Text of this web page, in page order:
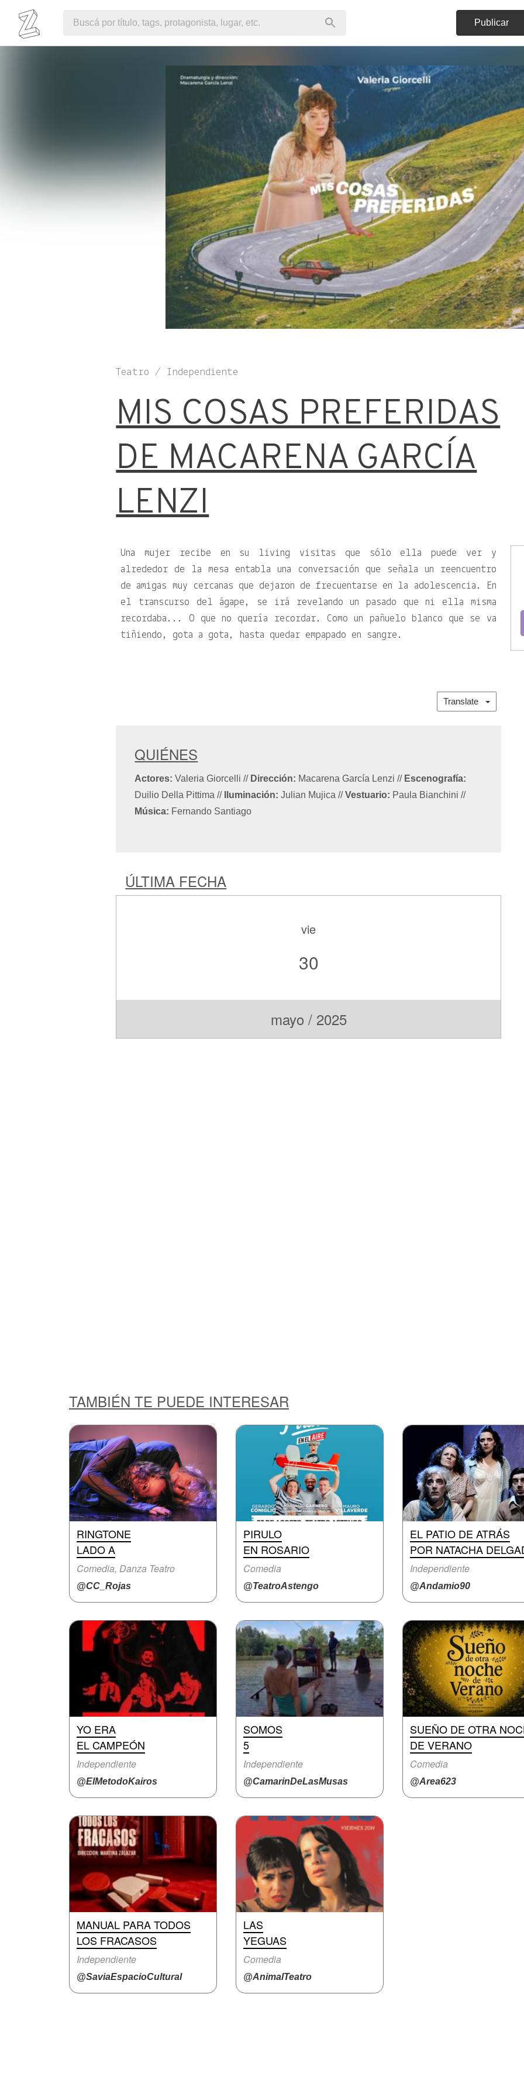
Publicar
Teatro / Independiente
MIS COSAS PREFERIDAS
DE MACARENA GARCÍA
LENZI
Una mujer recibe en su living visitas que sólo ella puede ver y
alrededor de la mesa entabla una conversación que señala un reencuentro
de amigas muy cercanas que dejaron de frecuentarse en la adolescencia. En
el transcurso del ágape, se irá revelando un pasado que ni ella misma
recordaba... O que no quería recordar. Como un pañuelo blanco que se va
tiñiendo, gota a gota, hasta quedar empapado en sangre.
Translate
QUIÉNES
Actores: Valeria Giorcelli// Dirección: Macarena García Lenzi// Escenografía:
Duilio Della Pittima// Iluminación: Julian Mujica// Vestuario: Paula Bianchini//
Música: Fernando Santiago
ÚLTIMA FECHA
vie
30
mayo / 2025
TAMBIÉN TE PUEDE INTERESAR
RINGTONE
LADO A
Comedia, Danza Teatro
@CC_Rojas
PIRULO
EN ROSARIO
Comedia
@TeatroAstengo
EL PATIO DE ATRÁS
POR NATACHA
Independiente
@Andamio90
YO ERA
EL CAMPEÓN
Independiente
@ElMetodoKairos
SOMOS
5
Independiente
@CamarinDeLasMusas
SUEÑO DE OTRA
DE VERANO
Comedia
@Area623
MANUAL PARA TODOS
LOS FRACASOS
Independiente
@SaviaEspacioCultural
LAS
YEGUAS
Comedia
@AnimalTeatro